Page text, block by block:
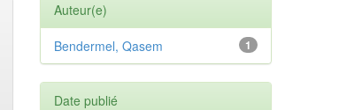
Auteur(e)
1
Bendermel, Qasem
Date publié